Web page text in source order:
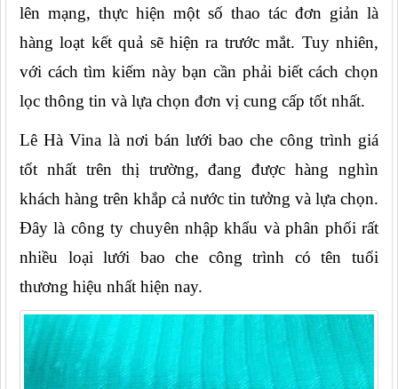
lên mạng, thực hiện một số thao tác đơn giản là
hàng loạt kết quả sẽ hiện ra trước mắt. Tuy nhiên,
với cách tìm kiếm này bạn cần phải biết cách chọn
lọc thông tin và lựa chọn đơn vị cung cấp tốt nhất.
Lê Hà Vina là nơi bán lưới bao che công trình giá
tốt nhất trên thị trường, đang được hàng nghìn
khách hàng trên khắp cả nước tin tưởng và lựa chọn.
Đây là công ty chuyên nhập khẩu và phân phối rất
nhiều loại lưới bao che công trình có tên tuổi
thương hiệu nhất hiện nay.